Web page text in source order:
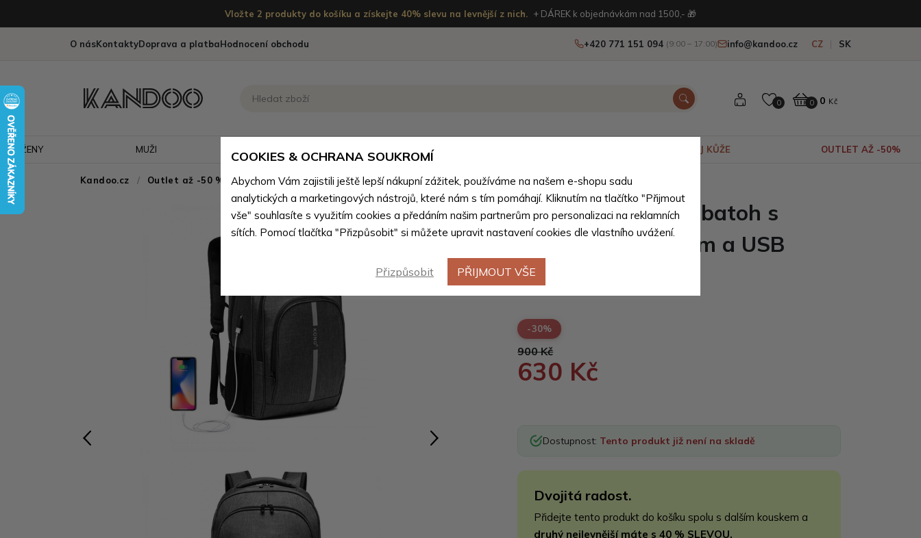
Vložte 2 produkty do košíku a získejte 40% slevu na levnější z nich. + DÁREK k objednávkám nad 1500,- 🎁
O násKontaktyDoprava a platbaHodnocení obchodu +420 771 151 094 (9:00 – 17:00) info@kandoo.cz CZ SK
0 0 0 Kč
ŽENY MUŽI VÝPRODEJ KŮŽE OUTLET AŽ -50%
Kandoo.cz Outlet až -50 % - doprodej nekoženého zboží
Tmavě šedý velký batoh s
reflexním proužkem a USB
portem Dacey
-30%
900 Kč
630 Kč
Dostupnost: Tento produkt již není na skladě
Dvojitá radost.
Přidejte tento produkt do košíku spolu s dalším kouskem a
druhý nejlevnější máte s 40 % SLEVOU.
COOKIES & OCHRANA SOUKROMÍ
Abychom Vám zajistili ještě lepší nákupní zážitek, používáme na našem e-shopu sadu
analytických a marketingových nástrojů, které nám s tím pomáhají. Kliknutím na tlačítko "Přijmout
vše" souhlasíte s využitím cookies a předáním našim partnerům pro personalizaci na reklamních
sítích. Pomocí tlačítka "Přizpůsobit" si můžete upravit nastavení cookies dle vlastního uvážení.
Přizpůsobit PŘIJMOUT VŠE